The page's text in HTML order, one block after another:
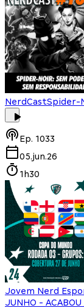
NerdCastSpider-
Ep. 1033
05.jun.26
1h30
Jovem Nerd
JUNHO - ACABOU